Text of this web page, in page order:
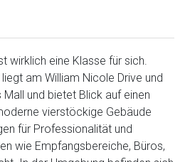
wirklich eine Klasse für sich.
am William Nicole Drive und
und bietet Blick auf einen
vierstöckige Gebäude
für Professionalität und
wie Empfangsbereiche, Büros,